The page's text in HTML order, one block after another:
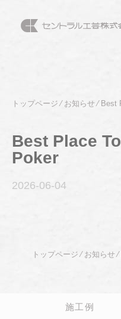
トップページ⁄ お知らせ⁄ Best
Best Place
Poker
2026-06-04
トップページ ⁄ お知らせ⁄
施工例